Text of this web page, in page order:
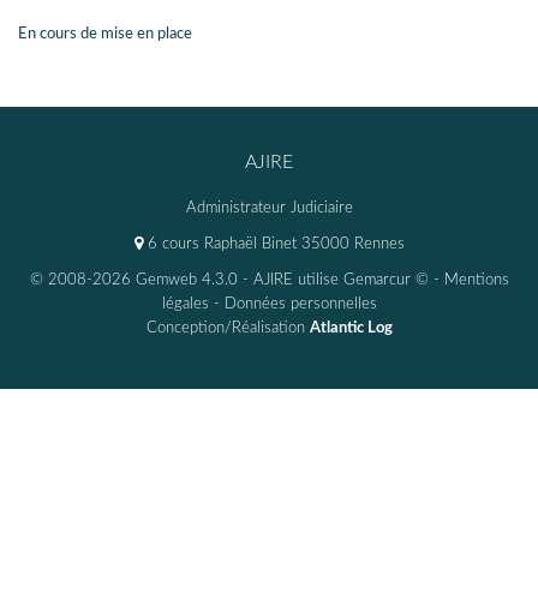
En cours de mise en place
AJIRE
Administrateur Judiciaire
6 cours Raphaël Binet 35000 Rennes
© 2008-2026 Gemweb 4.3.0 - AJIRE utilise Gemarcur © - Mentions
légales - Données personnelles
Conception/Réalisation Atlantic Log